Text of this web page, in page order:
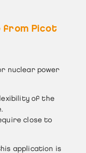
from Picot
nuclear power
of the
close to
application is